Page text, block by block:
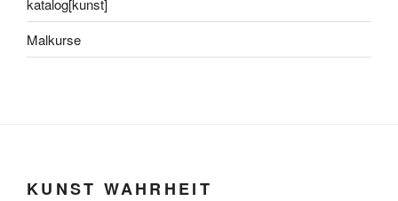
Malkurse
KUNST WAHRHEIT